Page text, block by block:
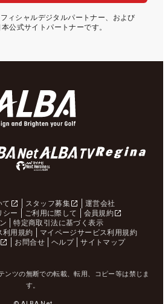
ィシャルデジタルパートナー、および
本公式サイトパートナーです。
て スタッフ募集
運営会社
シー
ご利用に際して
会員規約
特定商取引法に基づく表示
利用規約
マイページサービス利用規約
お問合せ ヘルプ サイトマップ
ンツの無断での転載、転用、コピー等は禁じま
す。